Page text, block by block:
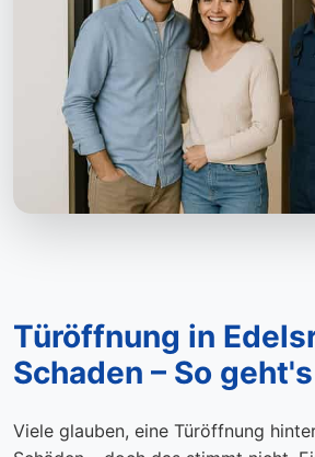
Türöffnung in
Schaden – So
Viele glauben, eine Türöffnung